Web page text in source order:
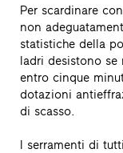
Per scardinare
non
statistiche della
ladri desistono se
entro cinque
dotazioni
di scasso.
I serramenti di